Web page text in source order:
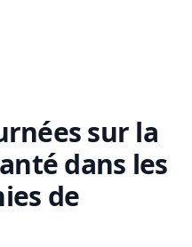
sur la
dans les
de